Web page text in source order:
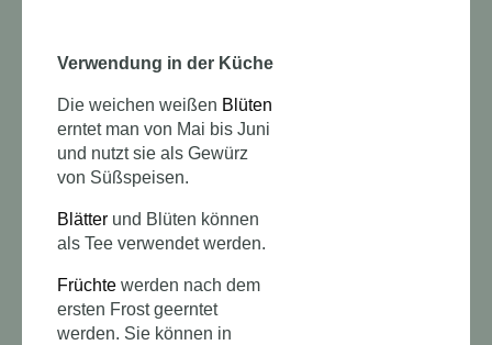
Verwendung in der Küche
Die weichen weißen Blüten
erntet man von Mai bis Juni
und nutzt sie als Gewürz
von Süßspeisen.
Blätter und Blüten können
als Tee verwendet werden.
Früchte werden nach dem
ersten Frost geerntet
werden. Sie können in